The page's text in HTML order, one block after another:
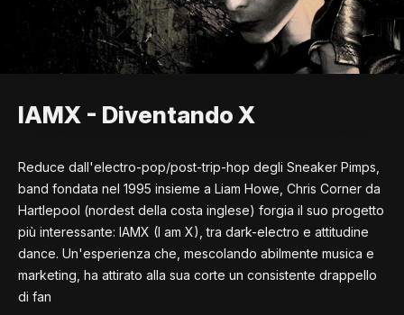
IAMX - Diventando X
Reduce dall'electro-pop/post-trip-hop degli Sneaker Pimps,
band fondata nel 1995 insieme a Liam Howe, Chris Corner da
Hartlepool (nordest della costa inglese) forgia il suo progetto
più interessante: IAMX (I am X), tra dark-electro e attitudine
dance. Un'esperienza che, mescolando abilmente musica e
marketing, ha attirato alla sua corte un consistente drappello
di fan